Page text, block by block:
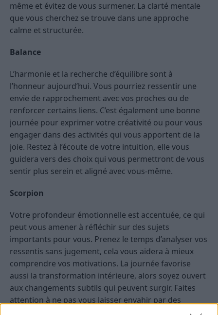
même et évitez de vous surmener. La clarté mentale
que vous cherchez se trouve dans une approche
calme et structurée.
Balance
L’harmonie et la recherche d’équilibre sont à
l’honneur aujourd’hui. Vous pourriez ressentir une
envie de rapprochement avec vos proches ou de
renforcer certains liens. C’est également une bonne
journée pour exprimer votre créativité ou pour vous
engager dans des activités qui vous apportent de la
joie. Restez à l’écoute de votre intuition, elle vous
guidera vers des choix qui vous permettront de vous
sentir plus serein et aligné avec vous-même.
Scorpion
Votre profondeur émotionnelle est accentuée, ce qui
peut vous amener à réfléchir sur des sujets
importants pour vous. Prenez le temps d’analyser vos
ressentis sans jugement, cela vous aidera à mieux
comprendre vos motivations. La journée favorise
aussi la transformation intérieure, alors soyez ouvert
aux changements subtils qui peuvent surgir. Faites
attention à ne pas vous laisser envahir par des